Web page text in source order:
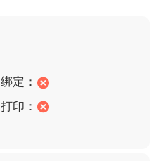
绑定：
打印：